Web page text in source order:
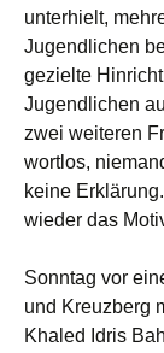
unterhielt,
Jugendlichen
gezielte
Jugendlichen
zwei weiteren
wortlos,
keine
wieder das
Sonntag vor
und Kreuzberg
Khaled Idris